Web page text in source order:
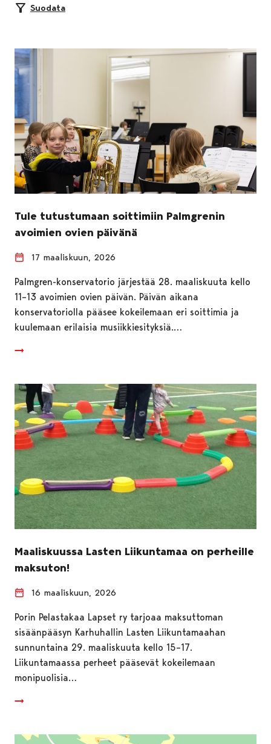
Suodata
Tule tutustumaan soittimiin Palmgrenin
avoimien ovien päivänä
17 maaliskuun, 2026
Palmgren-konservatorio järjestää 28. maaliskuuta kello
11–13 avoimien ovien päivän. Päivän aikana
konservatoriolla pääsee kokeilemaan eri soittimia ja
kuulemaan erilaisia musiikkiesityksiä.…
Maaliskuussa Lasten Liikuntamaa on perheille
maksuton!
16 maaliskuun, 2026
Porin Pelastakaa Lapset ry tarjoaa maksuttoman
sisäänpääsyn Karhuhallin Lasten Liikuntamaahan
sunnuntaina 29. maaliskuuta kello 15–17.
Liikuntamaassa perheet pääsevät kokeilemaan
monipuolisia…